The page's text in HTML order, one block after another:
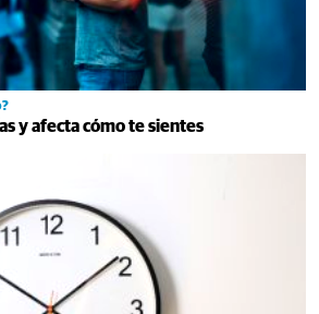
y afecta cómo te sientes